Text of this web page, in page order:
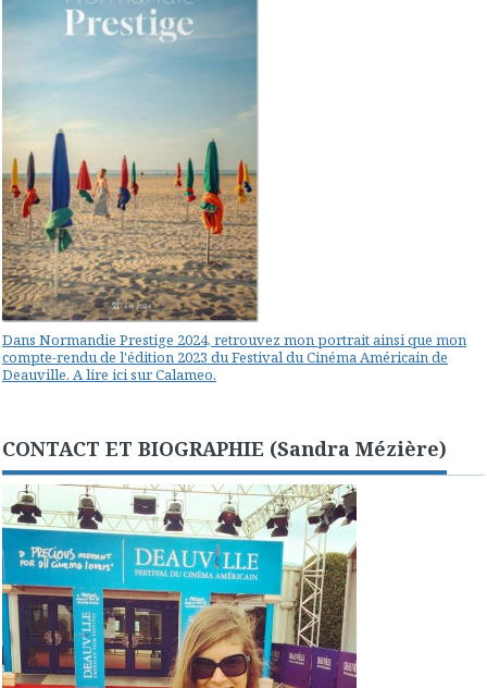
Dans Normandie Prestige 2024, retrouvez mon portrait ainsi que mon
compte-rendu de l'édition 2023 du Festival du Cinéma Américain de
Deauville. A lire ici sur Calameo.
CONTACT ET BIOGRAPHIE (Sandra Mézière)